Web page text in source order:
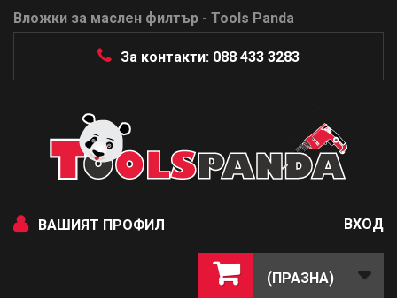
Вложки за маслен филтър - Tools Panda
За контакти: 088 433 3283
ВАШИЯТ ПРОФИЛ ВХОД
(ПРАЗНА)